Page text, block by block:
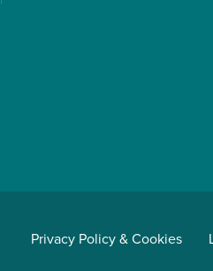
Privacy Policy & Cookies